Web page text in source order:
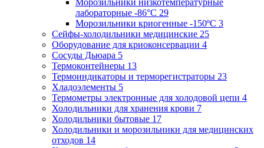
лабораторные -86°С 29
Морозильники криогенные -150ºC 3
Сейфы-холодильники медицинские 25
Оборудование для криоконсервации 4
Сосуды Дьюара 5
Термоконтейнеры 13
Термоиндикаторы и терморегистраторы 23
Хладоэлементы 5
Термометры электронные для холодовой цепи 4
Холодильники для хранения крови 7
Холодильники бытовые 17
Холодильники и морозильники для медицинских
отходов 14